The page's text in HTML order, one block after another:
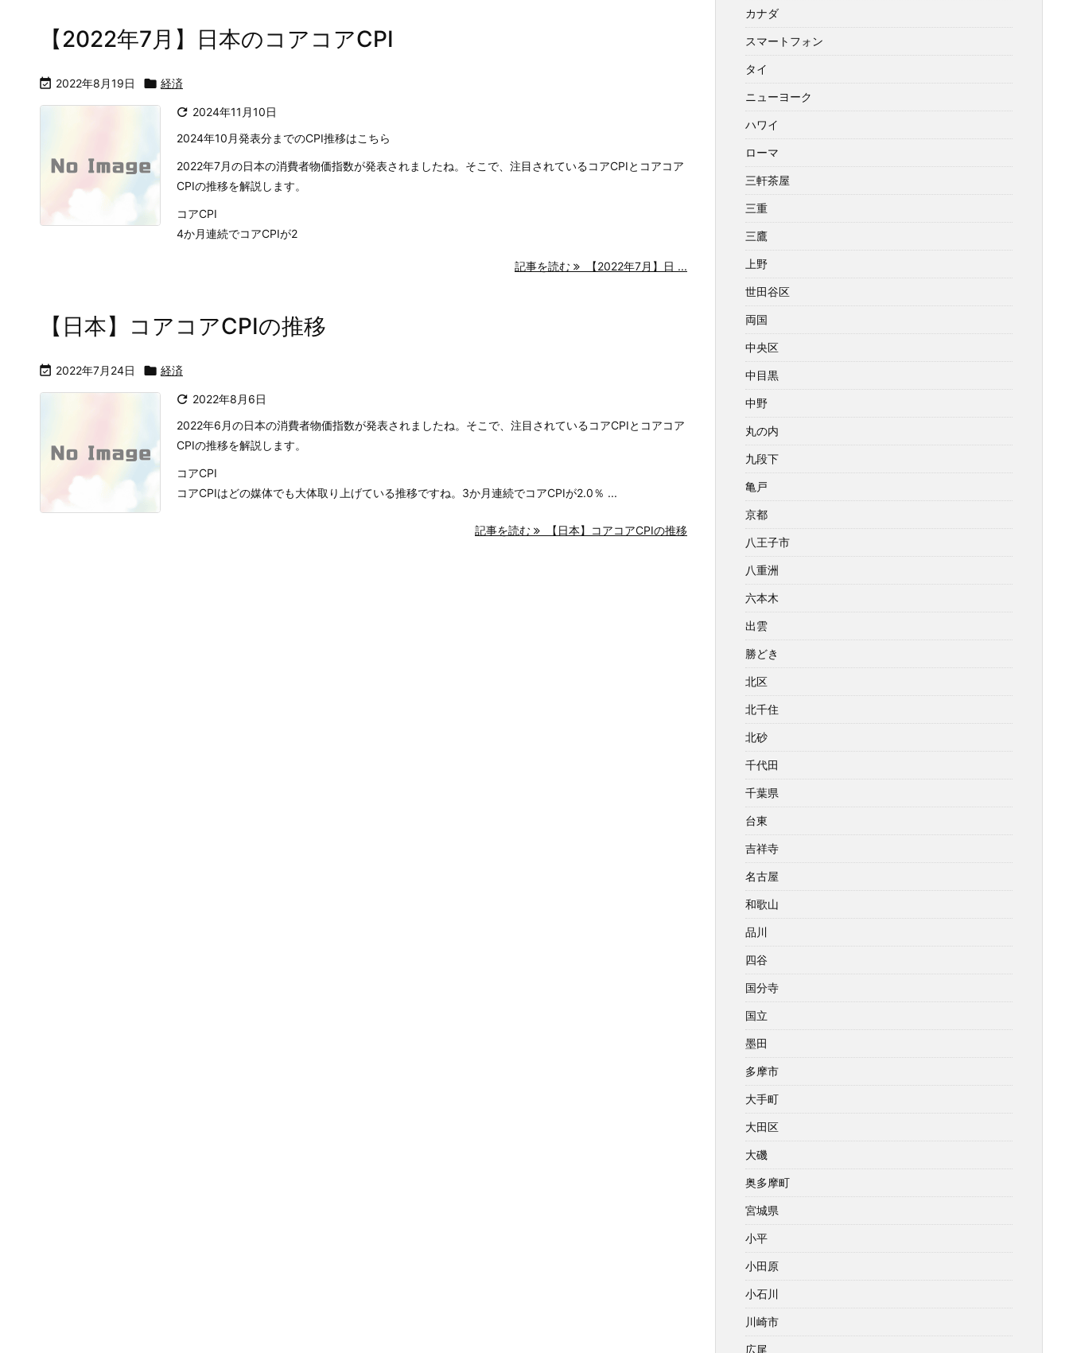
【2022年7月】日本のコアコアCPI
 2022年8月19日  経済
 2024年11月10日
2024年10月発表分までのCPI推移はこちら
2022年7月の日本の消費者物価指数が発表されましたね。そこで、注目されているコアCPIとコアコア
CPIの推移を解説します。
コアCPI
4か月連続でコアCPIが2
記事を読む 【2022年7月】日 ...
【日本】コアコアCPIの推移
 2022年7月24日  経済
 2022年8月6日
2022年6月の日本の消費者物価指数が発表されましたね。そこで、注目されているコアCPIとコアコア
CPIの推移を解説します。
コアCPI
コアCPIはどの媒体でも大体取り上げている推移ですね。3か月連続でコアCPIが2.0％ ...
記事を読む 【日本】コアコアCPIの推移
カナダ
スマートフォン
タイ
ニューヨーク
ハワイ
ローマ
三軒茶屋
三重
三鷹
上野
世田谷区
両国
中央区
中目黒
中野
丸の内
九段下
亀戸
京都
八王子市
八重洲
六本木
出雲
勝どき
北区
北千住
北砂
千代田
千葉県
台東
吉祥寺
名古屋
和歌山
品川
四谷
国分寺
国立
墨田
多摩市
大手町
大田区
大磯
奥多摩町
宮城県
小平
小田原
小石川
川崎市
広尾